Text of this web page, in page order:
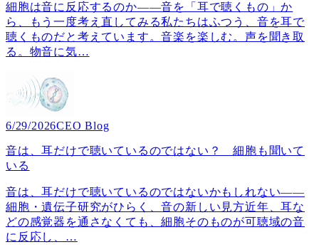
細胞は音に反応するのか――音を「耳で聴くもの」か
ら、もう一度考え直してみる私たちはふつう、音を耳で
聴くものだと考えています。音楽を楽しむ。声を聞き取
る。物音に気…
6/29/2026CEO Blog
音は、耳だけで聴いているのではない？ 細胞も聞いて
いる
音は、耳だけで聴いているのではないかもしれない――
細胞・遺伝子研究がひらく、音の新しい見方近年、耳な
どの感覚器を通さなくても、細胞そのものが可聴域の音
に反応し、 …